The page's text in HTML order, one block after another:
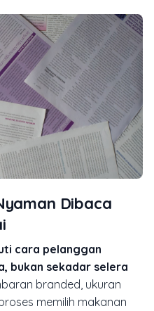
Dibaca
cara pelanggan
bukan sekadar selera
branded, ukuran
memilih makanan